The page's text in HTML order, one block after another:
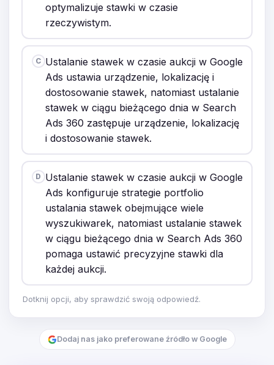
optymalizuje stawki w czasie
rzeczywistym.
C Ustalanie stawek w czasie aukcji w Google
Ads ustawia urządzenie, lokalizację i
dostosowanie stawek, natomiast ustalanie
stawek w ciągu bieżącego dnia w Search
Ads 360 zastępuje urządzenie, lokalizację
i dostosowanie stawek.
D Ustalanie stawek w czasie aukcji w Google
Ads konfiguruje strategie portfolio
ustalania stawek obejmujące wiele
wyszukiwarek, natomiast ustalanie stawek
w ciągu bieżącego dnia w Search Ads 360
pomaga ustawić precyzyjne stawki dla
każdej aukcji.
Dotknij opcji, aby sprawdzić swoją odpowiedź.
Dodaj nas jako preferowane źródło w Google